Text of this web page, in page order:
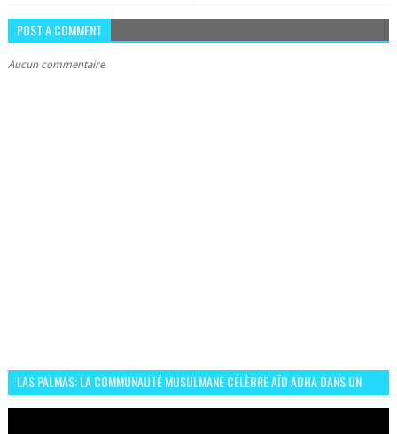
POST A COMMENT
Aucun commentaire
LAS PALMAS: LA COMMUNAUTÉ MUSULMANE CÉLÈBRE AÏD ADHA DANS UN